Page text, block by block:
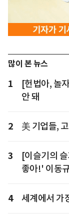
많이 본 뉴스
1
[헌법아, 놀
안 돼
2 美 기업들,
3
[이슬기의
좋아!' 이동
4 세계에서 가